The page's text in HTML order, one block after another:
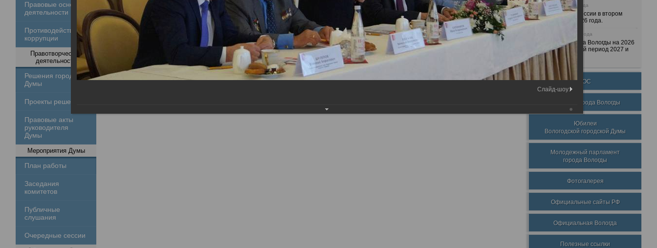
Правовые основы
деятельности
Противодействие
коррупции
Правотворческая
деятельность
Решения городской
Думы
Проекты решений
Правовые акты
руководителя
Думы
Мероприятия Думы
План работы
Заседания
комитетов
Публичные
слушания
Очередные сессии
25 июня 2026 года
Очередные сессии в втором
полугодии 2026 года.
7 декабря 2025 года
Бюджет города Вологды на 2026
год и плановый период 2027 и
2028 годов.
ТОС
Награды города Вологды
Юбилеи
Вологодской городской Думы
Молодежный парламент
города Вологды
Фотогалерея
Официальные сайты РФ
Официальная Вологда
Полезные ссылки
Слайд-шоу: